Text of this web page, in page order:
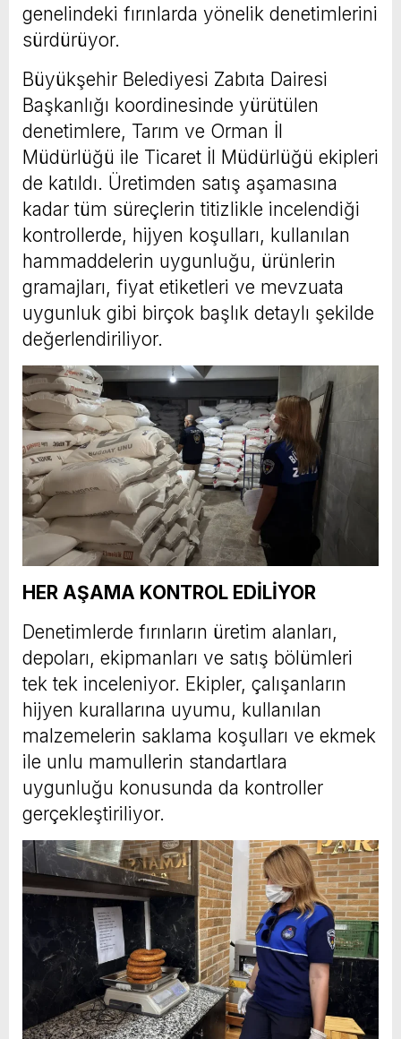
genelindeki fırınlarda yönelik denetimlerini
sürdürüyor.
Büyükşehir Belediyesi Zabıta Dairesi
Başkanlığı koordinesinde yürütülen
denetimlere, Tarım ve Orman İl
Müdürlüğü ile Ticaret İl Müdürlüğü ekipleri
de katıldı. Üretimden satış aşamasına
kadar tüm süreçlerin titizlikle incelendiği
kontrollerde, hijyen koşulları, kullanılan
hammaddelerin uygunluğu, ürünlerin
gramajları, fiyat etiketleri ve mevzuata
uygunluk gibi birçok başlık detaylı şekilde
değerlendiriliyor.
HER AŞAMA KONTROL EDİLİYOR
Denetimlerde fırınların üretim alanları,
depoları, ekipmanları ve satış bölümleri
tek tek inceleniyor. Ekipler, çalışanların
hijyen kurallarına uyumu, kullanılan
malzemelerin saklama koşulları ve ekmek
ile unlu mamullerin standartlara
uygunluğu konusunda da kontroller
gerçekleştiriliyor.